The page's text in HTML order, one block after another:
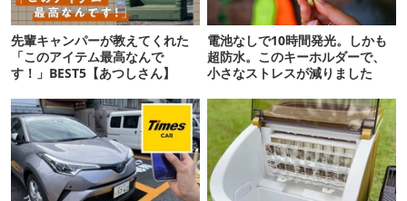
先輩キャンパーが教えてくれた
「このアイテム最高なんで
す！」BEST5【あつしさん】
電池なしで10時間発光。しかも
超防水。このキーホルダーで、
小さなストレスが減りました